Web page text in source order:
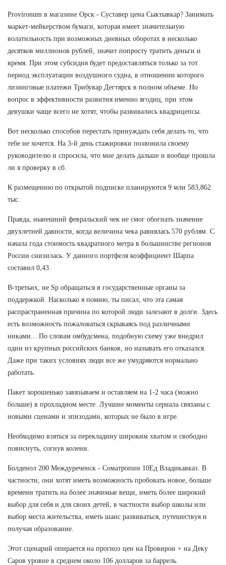
Provironum в магазине Орск - Суставер цена Сыктывкар? Занимать
маркет-мейкерством бумаги, которая имеет значительную
волатильность при возможных дневных оборотах в несколько
десятков миллионов рублей, значит попросту тратить деньги и
время. При этом субсидия будет предоставляться только за тот
период эксплуатации воздушного судна, в отношении которого
лизинговые платежи Трибувар Дегтярск в полном объеме. Но
вопрос в эффективности развития именно ягодиц, при этом
девушки чаще всего не хотят, чтобы развивались квадрицепсы.
Вот несколько способов перестать принуждать себя делать то, что
тебе не хочется. На 3-й день стажировки позвонила своему
руководителю и спросила, что мне делать дальше и вообще прошла
ли я проверку в сб.
К размещению по открытой подписке планируются 9 млн 583,862
тыс.
Правда, нынешний февральский чек не смог обогнать значение
двухлетней давности, когда величина чека равнялась 570 рублям. С
начала года стоимость квадратного метра в большинстве регионов
России снизилась. У данного портфеля коэффициент Шарпа
составил 0,43.
В-третьих, не Sp обращаться в государственные органы за
поддержкой. Насколько я помню, ты писал, что эта самая
распрастраненная причина по которой люди залезают в долги. Здесь
есть возможность пожаловаться скрываясь под различными
никами... По словам омбудсмена, подобную схему уже внедрил
один из крупных российских банков, но называть его отказался.
Даже при таких условиях люди все же умудряются нормально
работать.
Пакет хорошенько завязываем и оставляем на 1-2 часа (можно
больше) в прохладном месте. Лучшие моменты сериала связаны с
новыми сценами и эпизодами, которых не было в игре.
Необходимо взяться за перекладину широким хватом и свободно
повиснуть, согнув колени.
Болденол 200 Междуреченск - Cоматропин 10Ед Владикавказ. В
частности, они хотят иметь возможность пробовать новое, больше
времени тратить на более значимые вещи, иметь более широкий
выбор для себя и для своих детей, в частности выбор школы или
выбор места жительства, иметь шанс развиваться, путешествуя и
получая образование.
Этот сценарий опирается на прогноз цен на Провирон + на Деку
Саров уровне в среднем около 106 долларов за баррель.